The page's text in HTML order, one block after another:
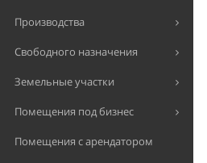
Производства
Свободного назначения
Земельные участки
Помещения под бизнес
Помещения с арендатором